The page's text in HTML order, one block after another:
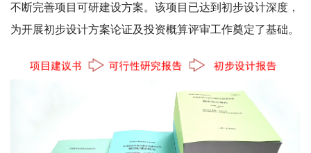
不断完善项目可研建设方案。该项目已达到初步设计深度，
为开展初步设计方案论证及投资概算评审工作奠定了基础。